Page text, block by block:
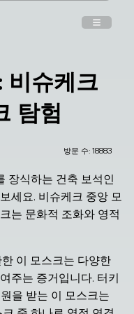
비슈케크
탐험
방문 수: 18883
장식하는 건축 보석인
세요. 비슈케크 중앙 모
는 문화적 조화와 영적
이 모스크는 다양한
주는 증거입니다. 터키
을 받는 이 모스크는